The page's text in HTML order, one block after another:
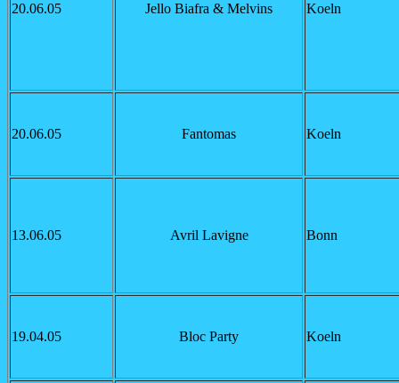
20.06.05 Jello Biafra & Melvins Koeln
20.06.05 Fantomas Koeln
13.06.05 Avril Lavigne Bonn
19.04.05 Bloc Party Koeln